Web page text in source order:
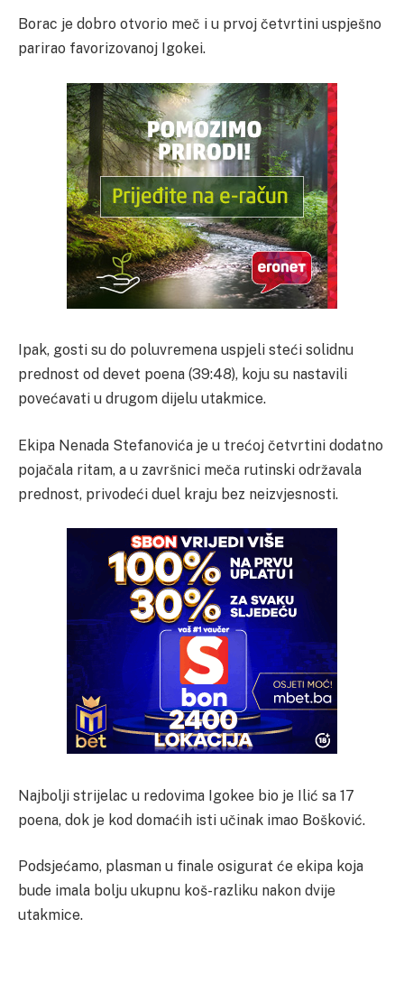
Borac je dobro otvorio meč i u prvoj četvrtini uspješno
parirao favorizovanoj Igokei.
Ipak, gosti su do poluvremena uspjeli steći solidnu
prednost od devet poena (39:48), koju su nastavili
povećavati u drugom dijelu utakmice.
Ekipa Nenada Stefanovića je u trećoj četvrtini dodatno
pojačala ritam, a u završnici meča rutinski održavala
prednost, privodeći duel kraju bez neizvjesnosti.
Najbolji strijelac u redovima Igokee bio je Ilić sa 17
poena, dok je kod domaćih isti učinak imao Bošković.
Podsjećamo, plasman u finale osigurat će ekipa koja
bude imala bolju ukupnu koš-razliku nakon dvije
utakmice.